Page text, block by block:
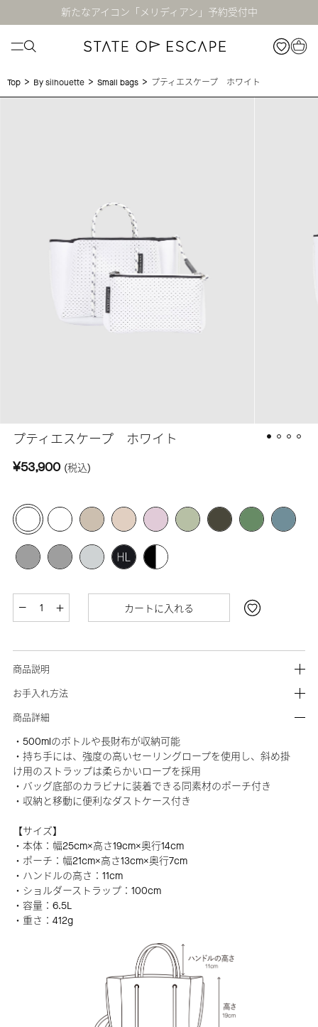
新たなアイコン「メリディアン」予約受付中
Top > By silhouette > Small bags > プティエスケープ ホワイト
プティエスケープ ホワイト
¥53,900 (税込)
カートに入れる
商品説明
お手入れ方法
商品詳細
・500mlのボトルや長財布が収納可能
・持ち手には、強度の高いセーリングロープを使用し、斜め掛
け用のストラップは柔らかいロープを採用
・バッグ底部のカラビナに装着できる同素材のポーチ付き
・収納と移動に便利なダストケース付き
【サイズ】
・本体：幅25cm×高さ19cm×奥行14cm
・ポーチ：幅21cm×高さ13cm×奥行7cm
・ハンドルの高さ：11cm
・ショルダーストラップ：100cm
・容量：6.5L
・重さ：412g